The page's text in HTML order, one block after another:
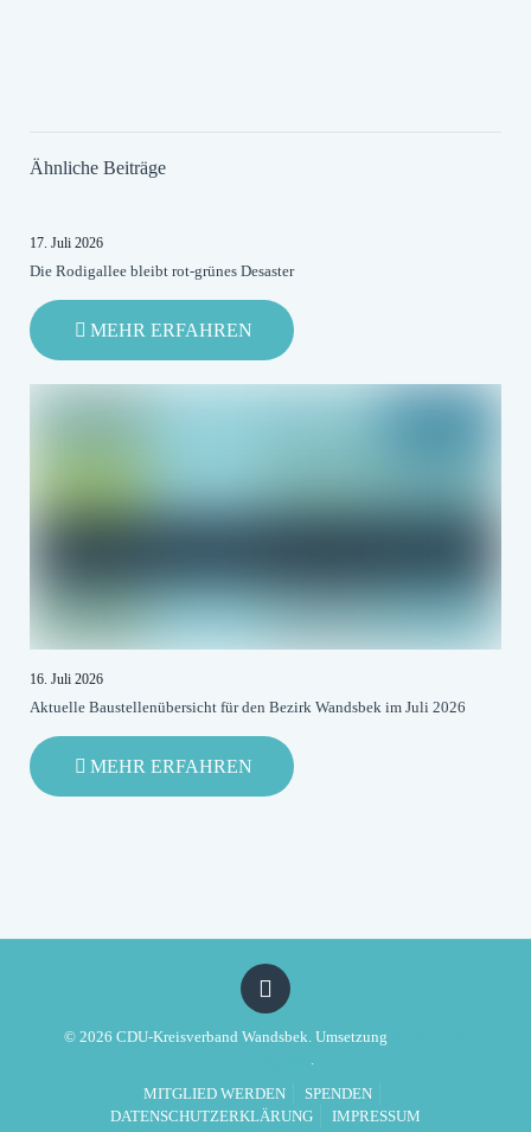
Ähnliche Beiträge
17. Juli 2026
Die Rodigallee bleibt rot-grünes Desaster
MEHR ERFAHREN
DIE
16. Juli 2026
Aktuelle Baustellenübersicht für den Bezirk Wandsbek im Juli 2026
MEHR ERFAHREN
AKTUELLE
JULI
2026
© 2026 CDU-Kreisverband Wandsbek. Umsetzung
MITGLIED WERDEN
SPENDEN
DATENSCHUTZERKLÄRUNG
IMPRESSUM